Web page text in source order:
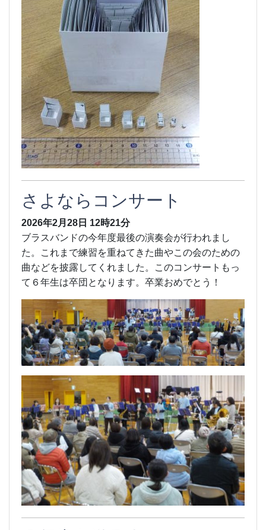
さよならコンサート
2026年2月28日 12時21分
ブラスバンドの今年度最後の演奏会が行われまし
た。これまで練習を重ねてきた曲やこの会のための
曲などを披露してくれました。このコンサートもっ
て６年生は卒団となります。卒業おめでとう！